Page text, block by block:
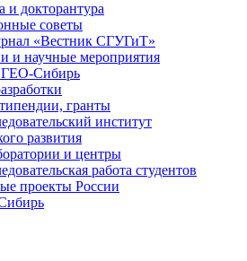
и докторантура
советы
«Вестник СГУГиТ»
и научные мероприятия
ГЕО-Сибирь
гранты
институт
развития
и центры
работа студентов
проекты России